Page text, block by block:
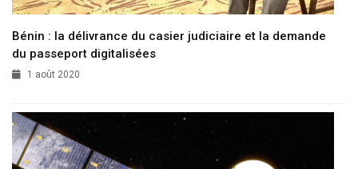
Bénin : la délivrance du casier judiciaire et la demande
du passeport digitalisées
1 août 2020